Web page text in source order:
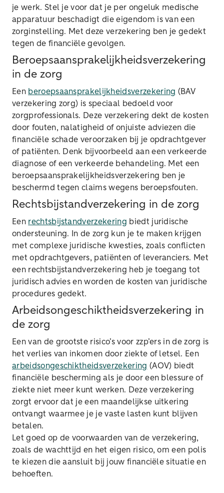
je werk. Stel je voor dat je per ongeluk medische
apparatuur beschadigt die eigendom is van een
zorginstelling. Met deze verzekering ben je gedekt
tegen de financiële gevolgen.
Beroepsaansprakelijkheidsverzekering
in de zorg
Een beroepsaansprakelijkheidsverzekering (BAV
verzekering zorg) is speciaal bedoeld voor
zorgprofessionals. Deze verzekering dekt de kosten
door fouten, nalatigheid of onjuiste adviezen die
financiële schade veroorzaken bij je opdrachtgever
of patiënten. Denk bijvoorbeeld aan een verkeerde
diagnose of een verkeerde behandeling. Met een
beroepsaansprakelijkheidsverzekering ben je
beschermd tegen claims wegens beroepsfouten.
Rechtsbijstandverzekering in de zorg
Een rechtsbijstandverzekering biedt juridische
ondersteuning. In de zorg kun je te maken krijgen
met complexe juridische kwesties, zoals conflicten
met opdrachtgevers, patiënten of leveranciers. Met
een rechtsbijstandverzekering heb je toegang tot
juridisch advies en worden de kosten van juridische
procedures gedekt.
Arbeidsongeschiktheidsverzekering in
de zorg
Een van de grootste risico’s voor zzp’ers in de zorg is
het verlies van inkomen door ziekte of letsel. Een
arbeidsongeschiktheidsverzekering (AOV) biedt
financiële bescherming als je door een blessure of
ziekte niet meer kunt werken. Deze verzekering
zorgt ervoor dat je een maandelijkse uitkering
ontvangt waarmee je je vaste lasten kunt blijven
betalen.
Let goed op de voorwaarden van de verzekering,
zoals de wachttijd en het eigen risico, om een polis
te kiezen die aansluit bij jouw financiële situatie en
behoeften.